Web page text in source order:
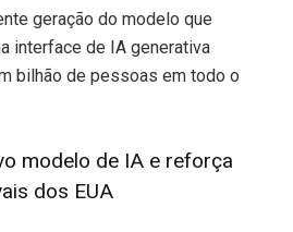
geração do modelo que
interface de IA generativa
bilhão de pessoas em todo o
modelo de IA e reforça
dos EUA